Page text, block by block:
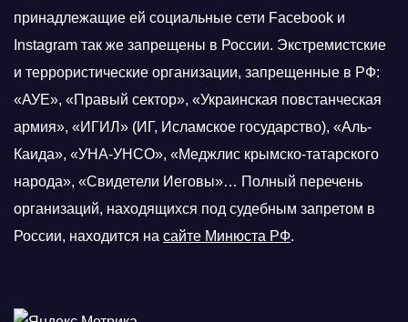
принадлежащие ей социальные сети Facebook и
Instagram так же запрещены в России. Экстремистские
и террористические организации, запрещенные в РФ:
«АУЕ», «Правый сектор», «Украинская повстанческая
армия», «ИГИЛ» (ИГ, Исламское государство), «Аль-
Каида», «УНА-УНСО», «Меджлис крымско-татарского
народа», «Свидетели Иеговы»… Полный перечень
организаций, находящихся под судебным запретом в
России, находится на сайте Минюста РФ.